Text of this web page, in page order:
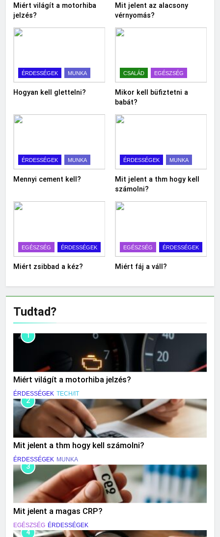
Miért világít a motorhiba
jelzés?
Mit jelent az alacsony
vérnyomás?
ÉRDESSÉGEK MUNKA
Hogyan kell glettelni?
CSALÁD EGÉSZSÉG
Mikor kell büfiztetni a
babát?
ÉRDESSÉGEK MUNKA
Mennyi cement kell?
ÉRDESSÉGEK MUNKA
Mit jelent a thm hogy kell
számolni?
EGÉSZSÉG ÉRDESSÉGEK
Miért zsibbad a kéz?
EGÉSZSÉG ÉRDESSÉGEK
Miért fáj a váll?
Tudtad?
1
Miért világít a motorhiba jelzés?
ÉRDESSÉGEK TECH/IT
2
Mit jelent a thm hogy kell számolni?
ÉRDESSÉGEK MUNKA
3
Mit jelent a magas CRP?
EGÉSZSÉG ÉRDESSÉGEK
4